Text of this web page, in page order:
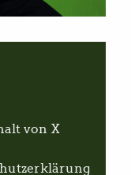
von X